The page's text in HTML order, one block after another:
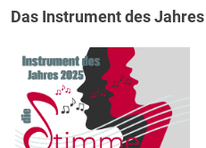
Das Instrument des